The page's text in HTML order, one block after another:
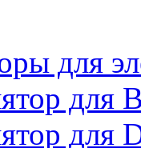
для
для
для